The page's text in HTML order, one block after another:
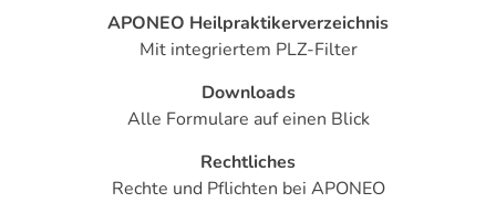
APONEO Heilpraktikerverzeichnis
Mit integriertem PLZ-Filter
Downloads
Alle Formulare auf einen Blick
Rechtliches
Rechte und Pflichten bei APONEO